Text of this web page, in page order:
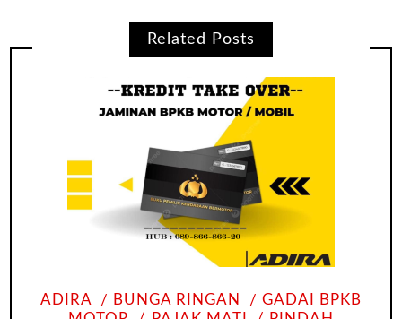
Related Posts
ADIRA BUNGA RINGAN
GADAI BPKB